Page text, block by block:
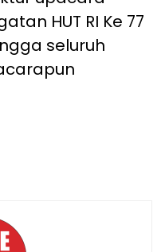
HUT RI Ke 77
seluruh